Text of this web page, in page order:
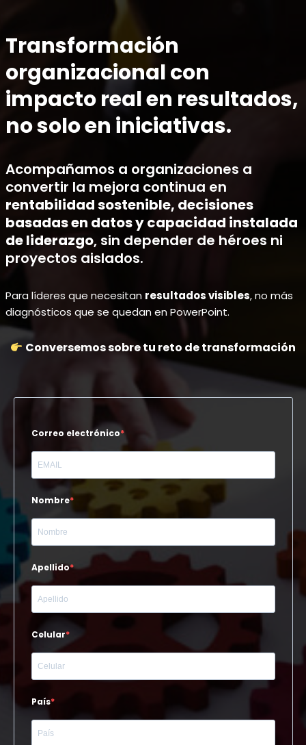
Saltar
al
contenido
Transformación
organizacional con
impacto real en resultados,
no solo en iniciativas.
Acompañamos a organizaciones a
convertir la mejora continua en
rentabilidad sostenible, decisiones
basadas en datos y capacidad instalada
de liderazgo, sin depender de héroes ni
proyectos aislados.
Para líderes que necesitan resultados visibles, no más
diagnósticos que se quedan en PowerPoint.
Conversemos sobre tu reto de transformación
Correo electrónico
Nombre
Apellido
Celular
País